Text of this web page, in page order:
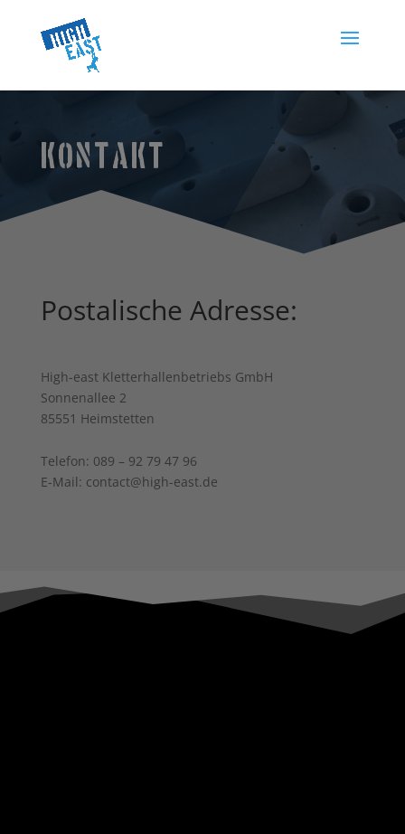
KONTAKT
Postalische Adresse:
High-east Kletterhallenbetriebs GmbH
Sonnenallee 2
85551 Heimstetten
Telefon: 089 – 92 79 47 96
E-Mail: contact@high-east.de